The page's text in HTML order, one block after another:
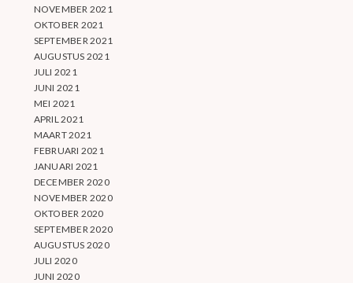
NOVEMBER 2021
OKTOBER 2021
SEPTEMBER 2021
AUGUSTUS 2021
JULI 2021
JUNI 2021
MEI 2021
APRIL 2021
MAART 2021
FEBRUARI 2021
JANUARI 2021
DECEMBER 2020
NOVEMBER 2020
OKTOBER 2020
SEPTEMBER 2020
AUGUSTUS 2020
JULI 2020
JUNI 2020